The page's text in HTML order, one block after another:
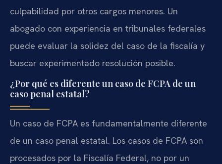
culpabilidad por otros cargos menores. Un
abogado con experiencia en tribunales federales
puede evaluar la solidez del caso de la fiscalía y
buscar experimentado resolución posible.
¿Por qué es diferente un caso de FCPA de un
caso penal estatal?
Un caso de FCPA es fundamentalmente diferente
de un caso penal estatal. Los casos de FCPA son
procesados por la Fiscalía Federal, no por un